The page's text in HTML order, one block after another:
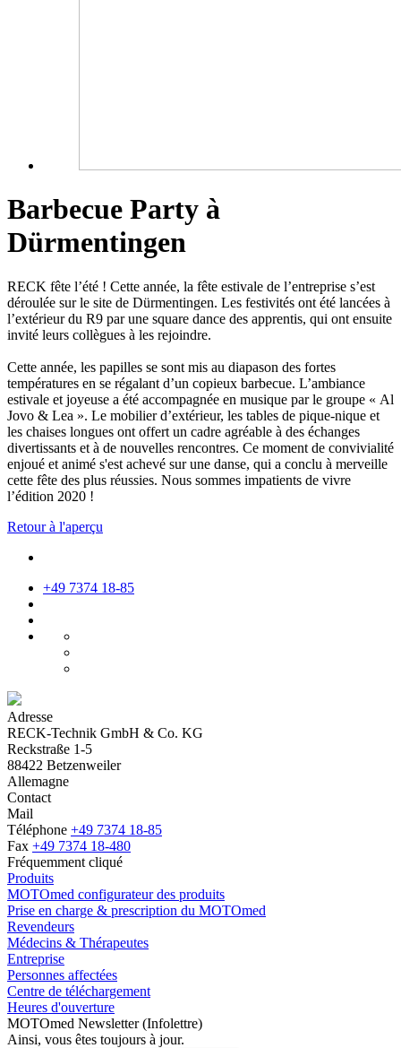
Barbecue Party à
Dürmentingen
RECK fête l’été ! Cette année, la fête estivale de l’entreprise s’est
déroulée sur le site de Dürmentingen. Les festivités ont été lancées à
l’extérieur du R9 par une square dance des apprentis, qui ont ensuite
invité leurs collègues à les rejoindre.
Cette année, les papilles se sont mis au diapason des fortes
températures en se régalant d’un copieux barbecue. L’ambiance
estivale et joyeuse a été accompagnée en musique par le groupe « Al
Jovo & Lea ». Le mobilier d’extérieur, les tables de pique-nique et
les chaises longues ont offert un cadre agréable à des échanges
divertissants et à de nouvelles rencontres. Ce moment de convivialité
enjoué et animé s'est achevé sur une danse, qui a conclu à merveille
cette fête des plus réussies. Nous sommes impatients de vivre
l’édition 2020 !
Retour à l'aperçu
+49 7374 18-85
Adresse
RECK-Technik GmbH & Co. KG
Reckstraße 1-5
88422 Betzenweiler
Allemagne
Contact
Mail
Téléphone +49 7374 18-85
Fax +49 7374 18-480
Fréquemment cliqué
Produits
MOTOmed configurateur des produits
Prise en charge & prescription du MOTOmed
Revendeurs
Médecins & Thérapeutes
Entreprise
Personnes affectées
Centre de téléchargement
Heures d'ouverture
MOTOmed Newsletter (Infolettre)
Ainsi, vous êtes toujours à jour.